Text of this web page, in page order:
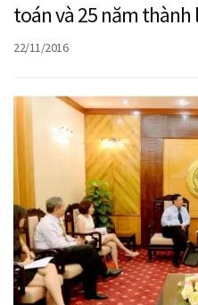
toán và 25 năm thành
toán và Hội thảo Khoa
Nam gia nhập TPP và
22/11/2016